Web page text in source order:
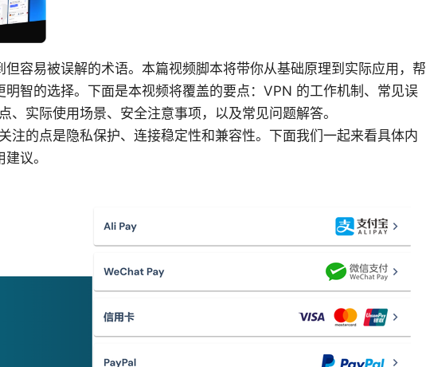
容易被误解的术语。本篇视频脚本将带你从基础原理到实际应用，帮
智的选择。下面是本视频将覆盖的要点：VPN 的工作机制、常见误
实际使用场景、安全注意事项，以及常见问题解答。
注的点是隐私保护、连接稳定性和兼容性。下面我们一起来看具体内
议。